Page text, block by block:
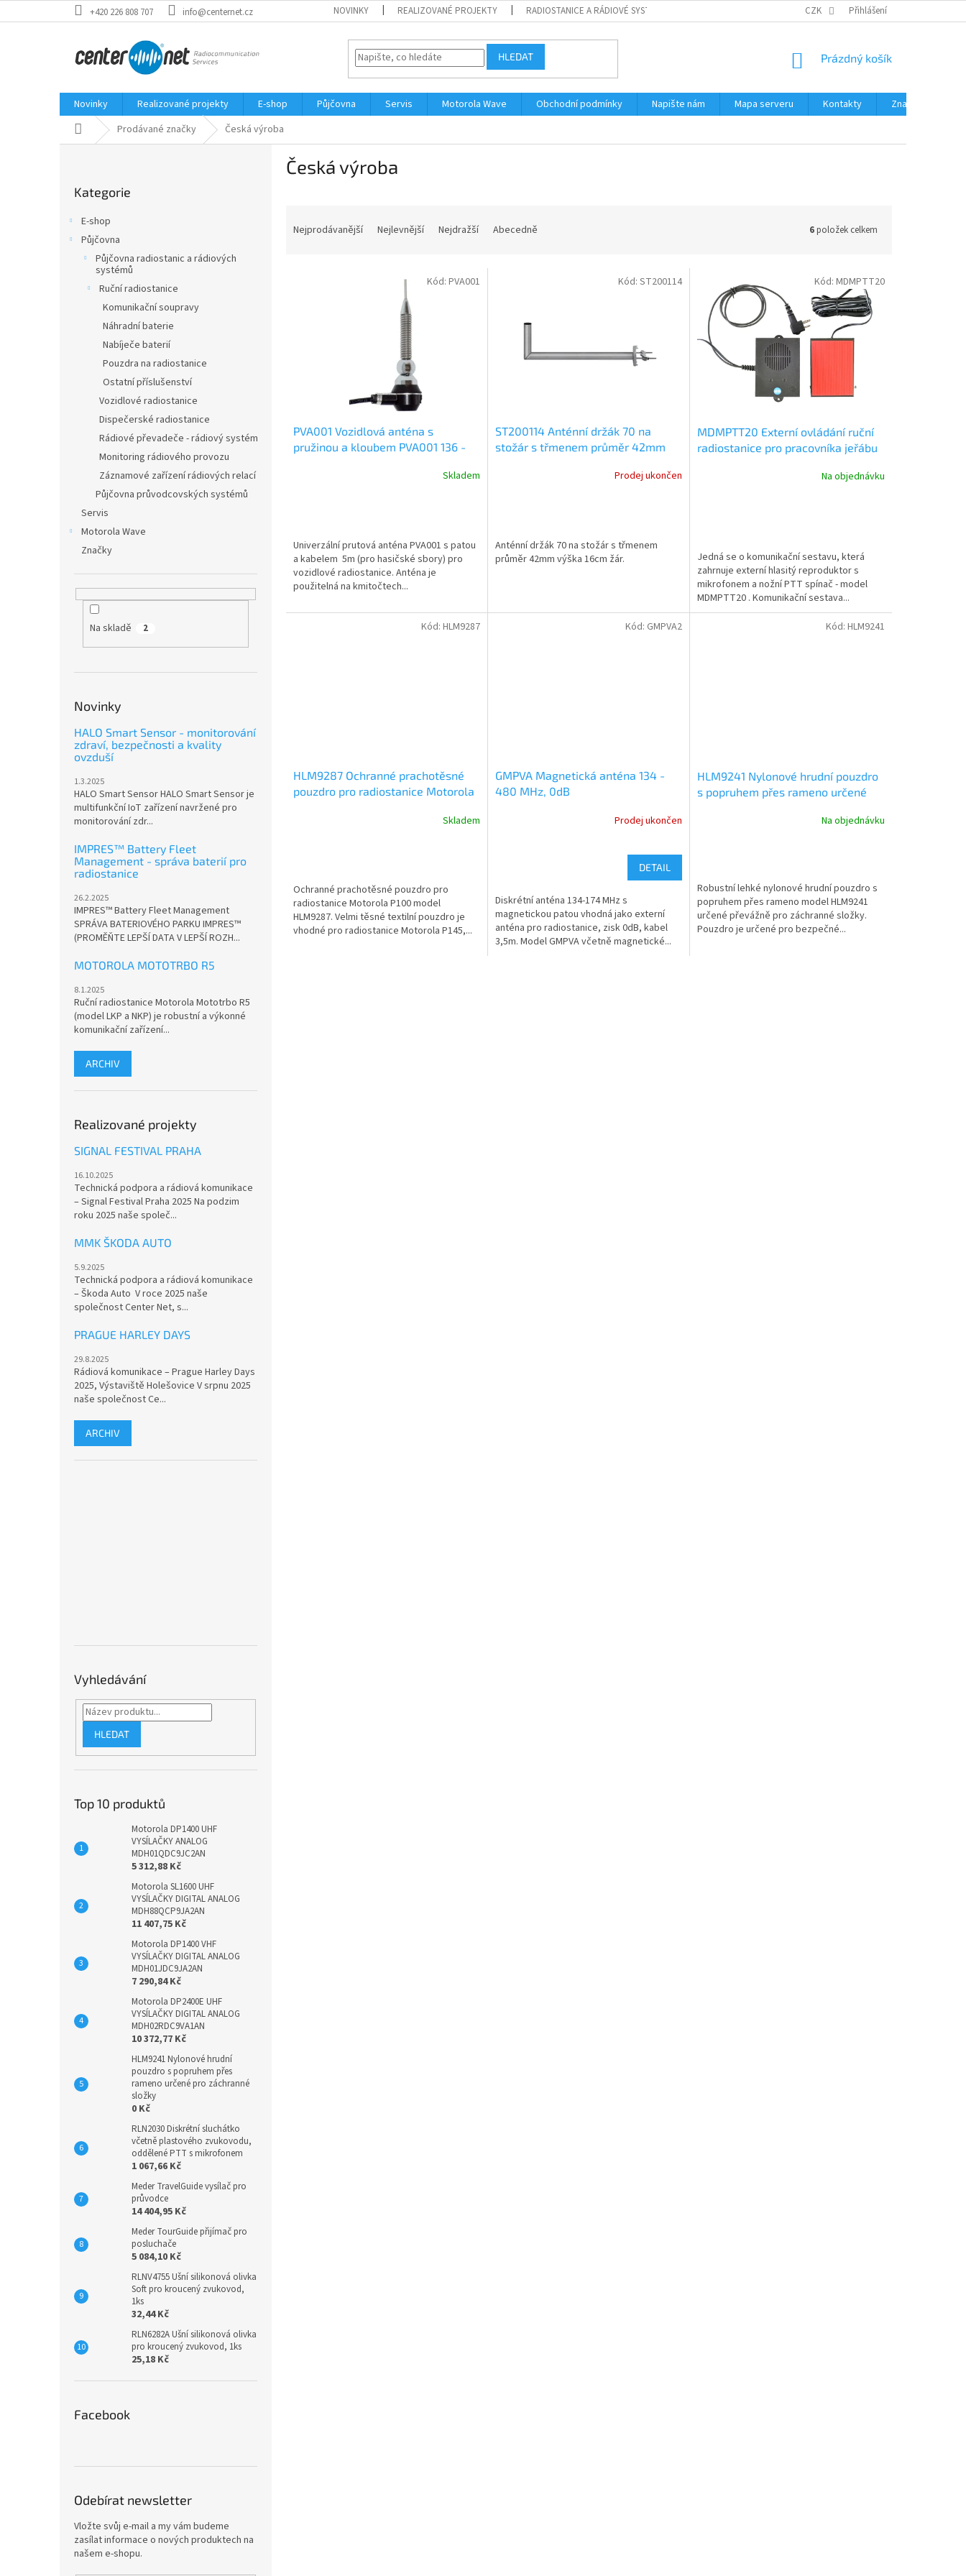
na
+420 226 808 707 info@centernet.cz NOVINKY REALIZOVANÉ PROJEKTY RADIOSTANICE A RÁDIOVÉ SYSTÉMY PŘÍSLUŠENSTVÍ RUČNÍ RADIOSTANICE PŮJČOVNA
CZK Přihlášení
HLEDAT
NÁKUPNÍ
Prázdný košík
Novinky Realizované projekty E-shop Půjčovna Servis Motorola Wave Obchodní podmínky Napište nám Mapa serveru Kontakty
Značky
Domů Prodávané značky Česká výroba
kategorie
Kategorie
E-shop
Půjčovna
Půjčovna radiostanic a rádiových
systémů
Ruční radiostanice
Komunikační soupravy
Náhradní baterie
Nabíječe baterií
Pouzdra na radiostanice
Ostatní příslušenství
Vozidlové radiostanice
Dispečerské radiostanice
Rádiové převadeče - rádiový systém
Monitoring rádiového provozu
Záznamové zařízení rádiových relací
Půjčovna průvodcovských systémů
Servis
Motorola Wave
Značky
Na skladě 2
Novinky
HALO Smart Sensor - monitorování
zdraví, bezpečnosti a kvality
ovzduší
1.3.2025
HALO Smart Sensor HALO Smart Sensor je
multifunkční IoT zařízení navržené pro
monitorování zdr...
IMPRES™ Battery Fleet
Management - správa baterií pro
radiostanice
26.2.2025
IMPRES™ Battery Fleet Management
SPRÁVA BATERIOVÉHO PARKU IMPRES™
(PROMĚŇTE LEPŠÍ DATA V LEPŠÍ ROZH...
MOTOROLA MOTOTRBO R5
8.1.2025
Ruční radiostanice Motorola Mototrbo R5
(model LKP a NKP) je robustní a výkonné
komunikační zařízení...
ARCHIV
Realizované projekty
SIGNAL FESTIVAL PRAHA
16.10.2025
Technická podpora a rádiová komunikace
– Signal Festival Praha 2025 Na podzim
roku 2025 naše společ...
MMK ŠKODA AUTO
5.9.2025
Technická podpora a rádiová komunikace
– Škoda Auto V roce 2025 naše
společnost Center Net, s...
PRAGUE HARLEY DAYS
29.8.2025
Rádiová komunikace – Prague Harley Days
2025, Výstaviště Holešovice V srpnu 2025
naše společnost Ce...
ARCHIV
Vyhledávání
HLEDAT
Top 10 produktů
Motorola DP1400 UHF
VYSÍLAČKY ANALOG
MDH01QDC9JC2AN
5 312,88 Kč
Motorola SL1600 UHF
VYSÍLAČKY DIGITAL ANALOG
MDH88QCP9JA2AN
11 407,75 Kč
Motorola DP1400 VHF
VYSÍLAČKY DIGITAL ANALOG
MDH01JDC9JA2AN
7 290,84 Kč
Motorola DP2400E UHF
VYSÍLAČKY DIGITAL ANALOG
MDH02RDC9VA1AN
10 372,77 Kč
HLM9241 Nylonové hrudní
pouzdro s popruhem přes
rameno určené pro záchranné
složky
0 Kč
RLN2030 Diskrétní sluchátko
včetně plastového zvukovodu,
oddělené PTT s mikrofonem
1 067,66 Kč
Meder TravelGuide vysílač pro
průvodce
14 404,95 Kč
Meder TourGuide přijímač pro
posluchače
5 084,10 Kč
RLNV4755 Ušní silikonová olivka
Soft pro kroucený zvukovod,
1ks
32,44 Kč
RLN6282A Ušní silikonová olivka
pro kroucený zvukovod, 1ks
25,18 Kč
Facebook
Odebírat newsletter
Vložte svůj e-mail a my vám budeme
zasílat informace o nových produktech na
našem e-shopu.
Česká výroba
Nejprodávanější Nejlevnější Nejdražší Abecedně 6položek celkem
PVA001 Vozidlová anténa s
pružinou a kloubem PVA001 136 -
Skladem
Univerzální prutová anténa PVA001 s patou
a kabelem 5m (pro hasičské sbory) pro
vozidlové radiostanice. Anténa je
použitelná na kmitočtech...
Kód: PVA001
ST200114 Anténní držák 70 na
stožár s třmenem průměr 42mm
Prodej ukončen
Anténní držák 70 na stožár s třmenem
průměr 42mm výška 16cm žár.
Kód: ST200114
MDMPTT20 Externí ovládání ruční
radiostanice pro pracovníka jeřábu
Na objednávku
Jedná se o komunikační sestavu, která
zahrnuje externí hlasitý reproduktor s
mikrofonem a nožní PTT spínač - model
MDMPTT20 . Komunikační sestava...
Kód: MDMPTT20
HLM9287 Ochranné prachotěsné
pouzdro pro radiostanice Motorola
Skladem
Ochranné prachotěsné pouzdro pro
radiostanice Motorola P100 model
HLM9287. Velmi těsné textilní pouzdro je
vhodné pro radiostanice Motorola P145,...
Kód: HLM9287
GMPVA Magnetická anténa 134 -
480 MHz, 0dB
Prodej ukončen
DETAIL
Diskrétní anténa 134-174 MHz s
magnetickou patou vhodná jako externí
anténa pro radiostanice, zisk 0dB, kabel
3,5m. Model GMPVA včetně magnetické...
Kód: GMPVA2
HLM9241 Nylonové hrudní pouzdro
s popruhem přes rameno určené
Na objednávku
Robustní lehké nylonové hrudní pouzdro s
popruhem přes rameno model HLM9241
určené převážně pro záchranné složky.
Pouzdro je určené pro bezpečné...
Kód: HLM9241